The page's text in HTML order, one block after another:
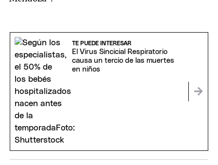
TE PUEDE INTERESAR
El Virus Sincicial Respiratorio
causa un tercio de las muertes
en niños